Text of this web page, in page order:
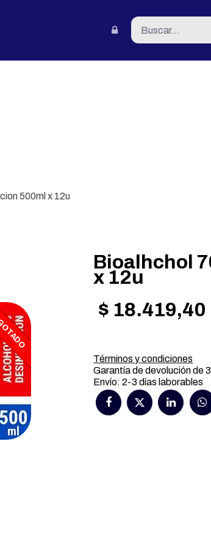
500ml x 12u
Bioalhchol
x 12u
$ 18.419,40
Términos y condiciones
Garantía de devolución de
Envío: 2-3 días laborables